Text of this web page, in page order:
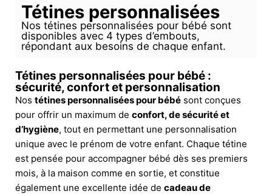
Tétines personnalisées
Nos tétines personnalisées pour bébé sont
disponibles avec 4 types d’embouts,
répondant aux besoins de chaque enfant.
Tétines personnalisées pour bébé :
sécurité, confort et personnalisation
Nos tétines personnalisées pour bébé sont conçues
pour offrir un maximum de confort, de sécurité et
d’hygiène, tout en permettant une personnalisation
unique avec le prénom de votre enfant. Chaque tétine
est pensée pour accompagner bébé dès ses premiers
mois, à la maison comme en sortie, et constitue
également une excellente idée de cadeau de